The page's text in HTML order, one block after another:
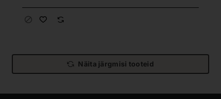
Näita järgmisi tooteid